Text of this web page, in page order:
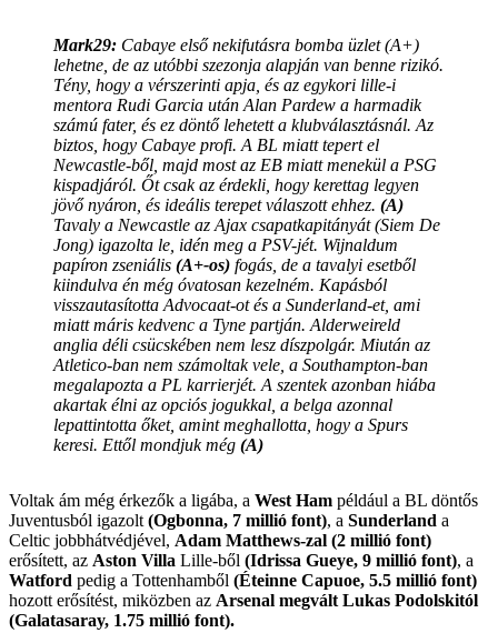
Mark29: Cabaye első nekifutásra bomba üzlet (A+)
lehetne, de az utóbbi szezonja alapján van benne rizikó.
Tény, hogy a vérszerinti apja, és az egykori lille-i
mentora Rudi Garcia után Alan Pardew a harmadik
számú fater, és ez döntő lehetett a klubválasztásnál. Az
biztos, hogy Cabaye profi. A BL miatt tepert el
Newcastle-ből, majd most az EB miatt menekül a PSG
kispadjáról. Őt csak az érdekli, hogy kerettag legyen
jövő nyáron, és ideális terepet válaszott ehhez. (A)
Tavaly a Newcastle az Ajax csapatkapitányát (Siem De
Jong) igazolta le, idén meg a PSV-jét. Wijnaldum
papíron zseniális (A+-os) fogás, de a tavalyi esetből
kiindulva én még óvatosan kezelném. Kapásból
visszautasította Advocaat-ot és a Sunderland-et, ami
miatt máris kedvenc a Tyne partján. Alderweireld
anglia déli csücskében nem lesz díszpolgár. Miután az
Atletico-ban nem számoltak vele, a Southampton-ban
megalapozta a PL karrierjét. A szentek azonban hiába
akartak élni az opciós jogukkal, a belga azonnal
lepattintotta őket, amint meghallotta, hogy a Spurs
keresi. Ettől mondjuk még (A)
Voltak ám még érkezők a ligába, a West Ham például a BL döntős
Juventusból igazolt (Ogbonna, 7 millió font), a Sunderland a
Celtic jobbhátvédjével, Adam Matthews-zal (2 millió font)
erősített, az Aston Villa Lille-ből (Idrissa Gueye, 9 millió font), a
Watford pedig a Tottenhamből (Éteinne Capuoe, 5.5 millió font)
hozott erősítést, miközben az Arsenal megvált Lukas Podolskitól
(Galatasaray, 1.75 millió font).